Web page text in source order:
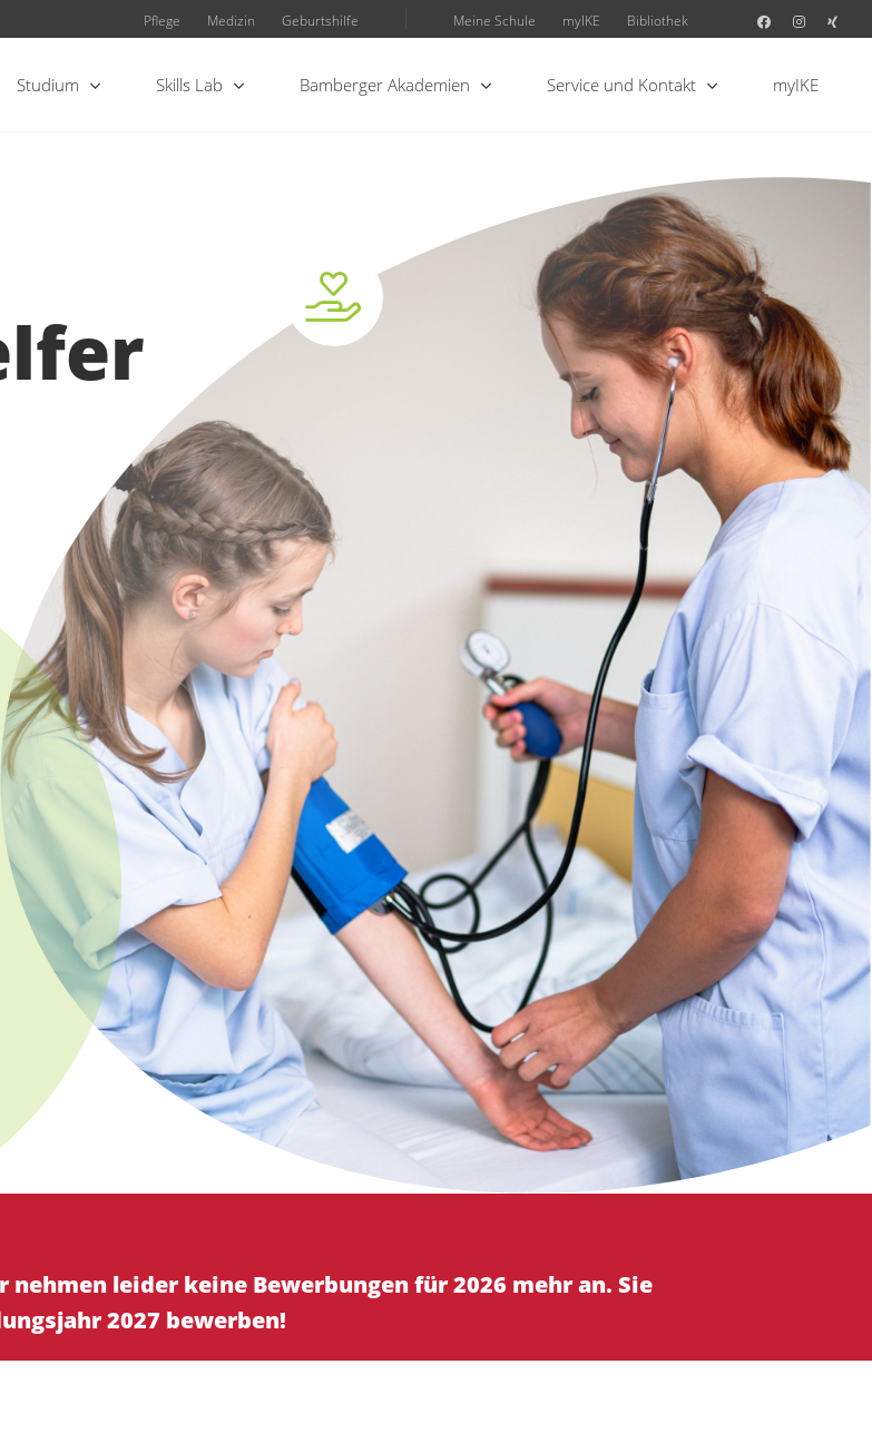
Pflege Medizin Geburtshilfe Meine Schule myIKE Bibliothek
Studium Skills Lab Bamberger Akademien Service und Kontakt myIKE
leider keine Bewerbungen für 2026 mehr an. Sie
2027 bewerben!